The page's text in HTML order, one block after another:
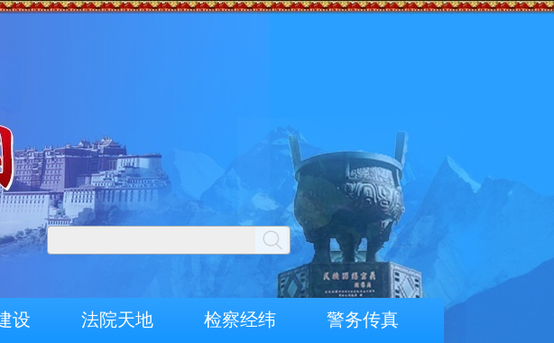
设 法院天地 检察经纬 警务传真